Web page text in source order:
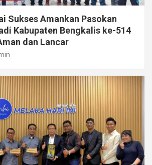
Sukses Amankan Pasokan
Kabupaten Bengkalis ke-514
dan Lancar